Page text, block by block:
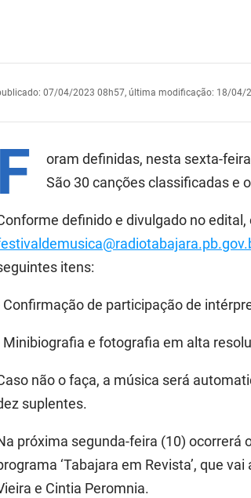
: 07/04/2023 08h57, última modificação: 18/04/
F
oram definidas, nesta sexta-
São 30 canções classificadas e
definido e divulgado no
itens:
Confirmação de participação de
Minibiografia e fotografia em alta
não o faça, a música será
suplentes.
próxima segunda-feira (10) ocorrerá
‘Tabajara em Revista’, que vai
e Cintia Peromnia.